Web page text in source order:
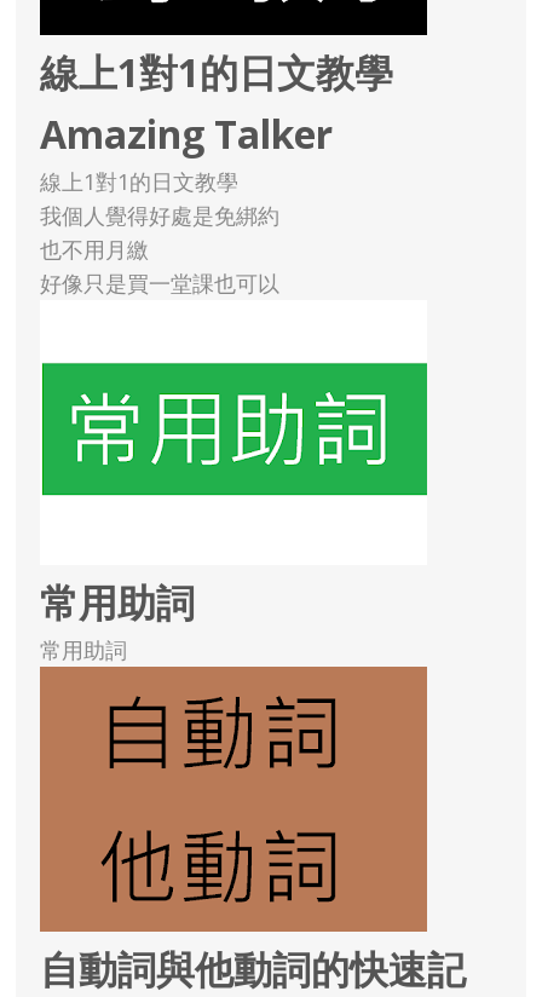
線上1對1的日文教學
Amazing Talker
線上1對1的日文教學
我個人覺得好處是免綁約
也不用月繳
好像只是買一堂課也可以
常用助詞
常用助詞
自動詞與他動詞的快速記